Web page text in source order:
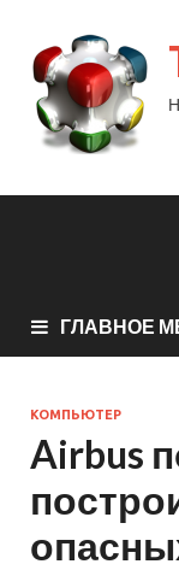
ГЛАВНОЕ
КОМПЬЮТЕР
Airbus